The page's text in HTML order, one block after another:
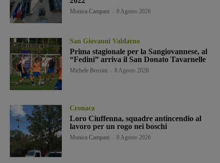
Monica Campani 8 Agosto 2026
San Giovanni Valdarno
Prima stagionale per la Sangiovannese, al
“Fedini” arriva il San Donato Tavarnelle
Michele Bossini 8 Agosto 2026
Cronaca
Loro Ciuffenna, squadre antincendio al
lavoro per un rogo nei boschi
Monica Campani 8 Agosto 2026